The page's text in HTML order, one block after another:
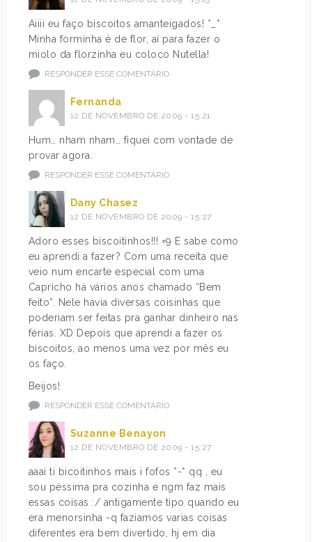
Aiiii eu faço biscoitos amanteigados! *_*
Minha forminha é de flor, aí para fazer o
miolo da florzinha eu coloco Nutella!
RESPONDER ESSE COMENTÁRIO
Fernanda
12 DE NOVEMBRO DE 2009 - 15:21
Hum… nham nham… fiquei com vontade de
provar agora.
RESPONDER ESSE COMENTÁRIO
Dany Chasez
12 DE NOVEMBRO DE 2009 - 15:27
Adoro esses biscoitinhos!!! =9 E sabe como
eu aprendi a fazer? Com uma receita que
veio num encarte especial com uma
Capricho há vários anos chamado “Bem
feito”. Nele havia diversas coisinhas que
poderiam ser feitas pra ganhar dinheiro nas
férias. XD Depois que aprendi a fazer os
biscoitos, ao menos uma vez por mês eu
os faço.
Beijos!
RESPONDER ESSE COMENTÁRIO
Suzanne Benayon
12 DE NOVEMBRO DE 2009 - 15:27
aaai ti bicoitinhos mais i fofos *-* qq , eu
sou péssima pra cozinha e ngm faz mais
essas coisas :/ antigamente tipo quando eu
era menorsinha -q faziamos varias coisas
diferentes era bem divertido, hj em dia